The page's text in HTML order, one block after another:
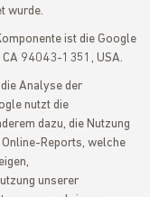
wurde.
ist die Google
CA 94043-1351, USA.
Analyse der
nutzt die
dazu, die Nutzung
Reports, welche
unserer